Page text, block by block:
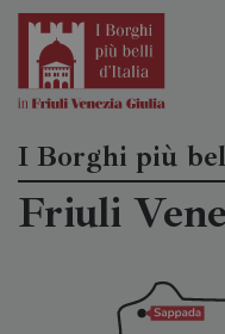
I Borghi più
Friuli